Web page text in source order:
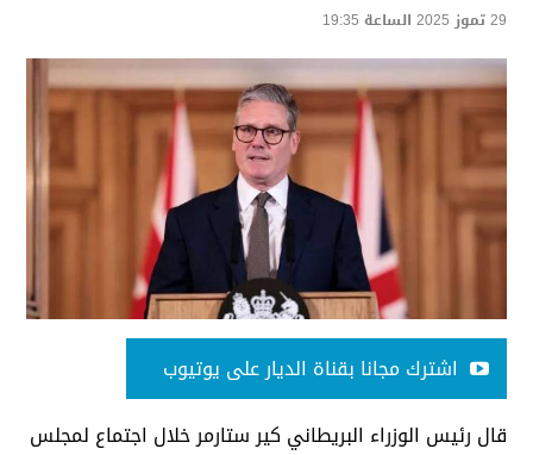
29 تموز 2025 الساعة 19:35
اشترك مجانا بقناة الديار على يوتيوب
قال رئيس الوزراء البريطاني كير ستارمر خلال اجتماع لمجلس